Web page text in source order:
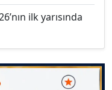
ilk yarısında